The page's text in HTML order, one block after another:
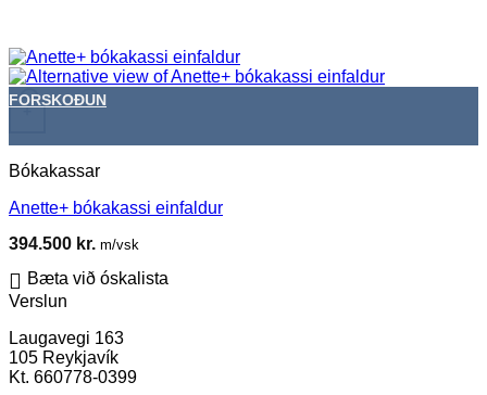
+
FORSKOÐUN
Bókakassar
Anette+ bókakassi einfaldur
394.500 kr. m/vsk
Bæta við óskalista
Verslun
Laugavegi 163
105 Reykjavík
Kt. 660778-0399